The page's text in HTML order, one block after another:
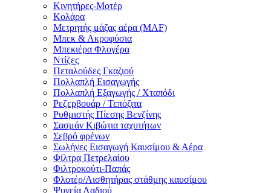
Κινητήρες-Μοτέρ
Κολάρα
Μετρητής μάζας αέρα (MAF)
Μπεκ & Ακροφύσια
Μπεκιέρα Φλογέρα
Ντίζες
Πεταλούδες Γκαζιού
Πολλαπλή Εισαγωγής
Πολλαπλή Εξαγωγής / Χταπόδι
Ρεζερβουάρ / Τεπόζιτα
Ρυθμιστής Πίεσης Βενζίνης
Σασμάν Κιβώτια ταχυτήτων
Σεβρό φρένων
Σωλήνες Εισαγωγή Καυσίμου & Αέρα
Φίλτρα Πετρελαίου
Φιλτροκούτι-Παπάς
Φλοτέρ/Αισθητήρας στάθμης καυσίμου
Ψυγεία Λαδιού